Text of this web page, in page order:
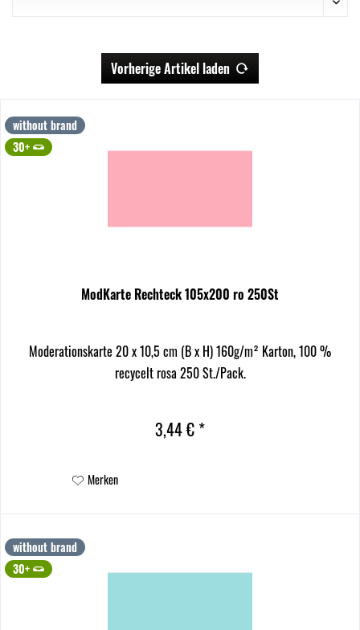
Vorherige Artikel laden
without brand
30+
ModKarte Rechteck 105x200 ro 250St
Moderationskarte 20 x 10,5 cm (B x H) 160g/m² Karton, 100 %
recycelt rosa 250 St./Pack.
3,44 € *
Merken
without brand
30+